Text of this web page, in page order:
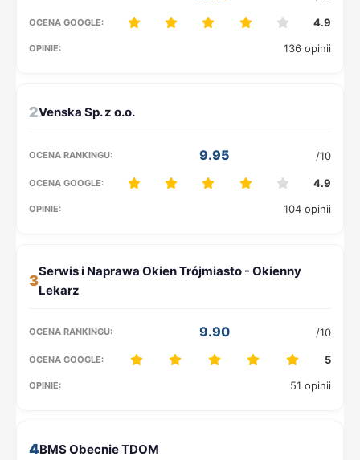
4.9
136 opinii
2
9.95 /10
4.9
104 opinii
3
9.90 /10
5
51 opinii
4